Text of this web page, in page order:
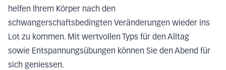
helfen Ihrem Körper nach den
schwangerschaftsbedingten Veränderungen wieder ins
Lot zu kommen. Mit wertvollen Typs für den Alltag
sowie Entspannungsübungen können Sie den Abend für
sich geniessen.